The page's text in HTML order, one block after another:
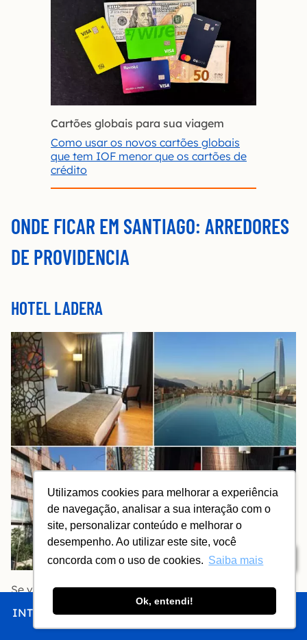
Utilizamos cookies para melhorar a experiência
de navegação, analisar a sua interação com o
site, personalizar conteúdo e melhorar o
desempenho. Ao utilizar este site, você
concorda com o uso de cookies. Saiba mais
Ok, entendi!
INTRO CHEGAR FICAR COMER FAZER
Índice
Cartões globais para sua viagem
Como usar os novos cartões globais
que tem IOF menor que os cartões de
crédito
ONDE FICAR EM SANTIAGO: ARREDORES
DE PROVIDENCIA
HOTEL LADERA
Se você pretende usar mais Uber do que metrô e
procura um hotel de luxo com preço encarável, minha